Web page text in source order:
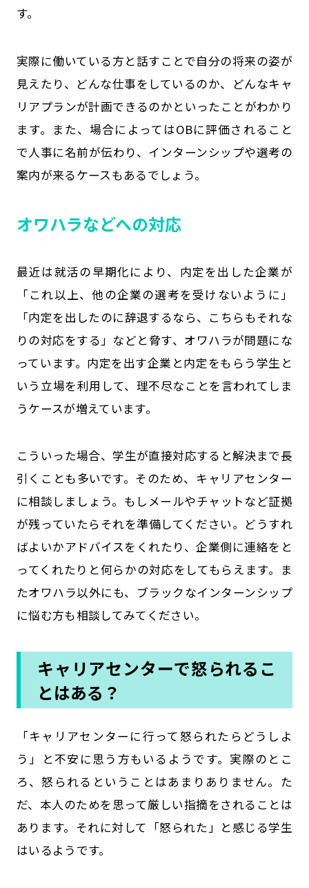
す。
実際に働いている方と話すことで自分の将来の姿が
見えたり、どんな仕事をしているのか、どんなキャ
リアプランが計画できるのかといったことがわかり
ます。また、場合によってはOBに評価されること
で人事に名前が伝わり、インターンシップや選考の
案内が来るケースもあるでしょう。
オワハラなどへの対応
最近は就活の早期化により、内定を出した企業が
「これ以上、他の企業の選考を受けないように」
「内定を出したのに辞退するなら、こちらもそれな
りの対応をする」などと脅す、オワハラが問題にな
っています。内定を出す企業と内定をもらう学生と
いう立場を利用して、理不尽なことを言われてしま
うケースが増えています。
こういった場合、学生が直接対応すると解決まで長
引くことも多いです。そのため、キャリアセンター
に相談しましょう。もしメールやチャットなど証拠
が残っていたらそれを準備してください。どうすれ
ばよいかアドバイスをくれたり、企業側に連絡をと
ってくれたりと何らかの対応をしてもらえます。ま
たオワハラ以外にも、ブラックなインターンシップ
に悩む方も相談してみてください。
キャリアセンターで怒られるこ
とはある？
「キャリアセンターに行って怒られたらどうしよ
う」と不安に思う方もいるようです。実際のとこ
ろ、怒られるということはあまりありません。た
だ、本人のためを思って厳しい指摘をされることは
あります。それに対して「怒られた」と感じる学生
はいるようです。